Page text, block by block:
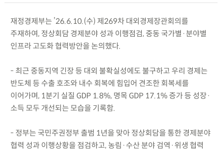
재정경제부는 ’26.6.10.(수) 제269차 대외경제장관회의를
주재하여, 정상회담 경제분야 성과 이행점검, 중동 국가별·분야별
인프라 고도화 협력방안을 논의했다.
- 최근 중동지역 긴장 등 대외 불확실성에도 불구하고 우리 경제는
반도체 등 수출 호조와 내수 회복에 힘입어 견조한 회복세를
이어가며, 1분기 실질 GDP 1.8%, 명목 GDP 17.1% 증가 등 성장·
소득 모두 개선되는 모습을 기록함.
- 정부는 국민주권정부 출범 1년을 맞아 정상회담을 통한 경제분야
협력 성과 이행상황을 점검하고, 농림·수산 분야 검역·위생 협력